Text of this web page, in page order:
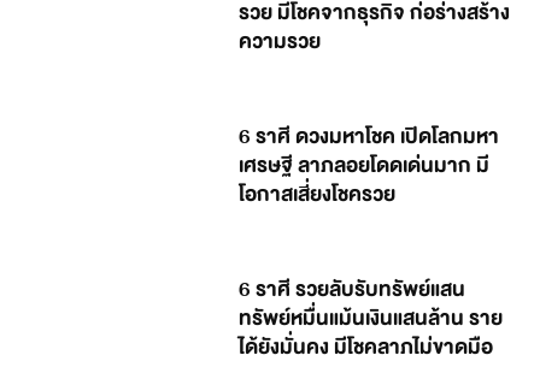
รวย มีโชคจากธุรกิจ ก่อร่างสร้าง
ความรวย
6 ราศี ดวงมหาโชค เปิดโลกมหา
เศรษฐี ลาภลอยโดดเด่นมาก มี
โอกาสเสี่ยงโชครวย
6 ราศี รวยลับรับทรัพย์แสน
ทรัพย์หมื่นแม้นเงินแสนล้าน ราย
ได้ยังมั่นคง มีโชคลาภไม่ขาดมือ